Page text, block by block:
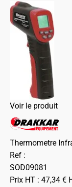
Voir le produit
Thermometre
Ref :
SOD09081
Prix HT : 47,34 €